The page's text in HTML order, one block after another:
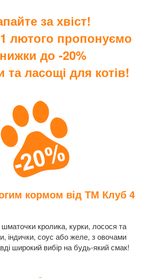
за хвіст!
лютого пропонуємо
до -20%
та ласощі для котів!
кормом від ТМ Клуб 4
шматочки кролика, курки, лосося та
індички, соус або желе, з овочами
широкий вибір на будь-який смак!